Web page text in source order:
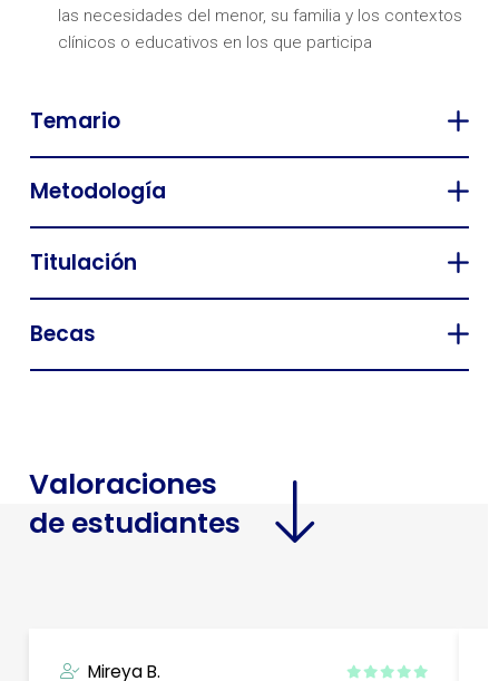
las necesidades del menor, su familia y los contextos
clínicos o educativos en los que participa
Temario
Metodología
Titulación
Becas
Valoraciones
de estudiantes
Mireya B.